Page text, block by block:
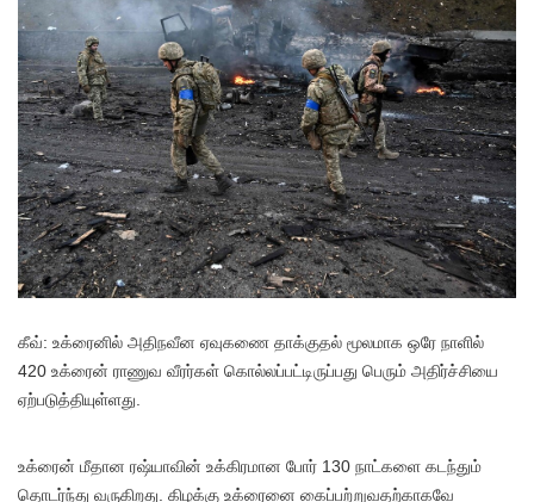
கீவ்: உக்ரைனில் அதிநவீன ஏவுகணை தாக்குதல் மூலமாக ஒரே நாளில்
420 உக்ரைன் ராணுவ வீரர்கள் கொல்லப்பட்டிருப்பது பெரும் அதிர்ச்சியை
ஏற்படுத்தியுள்ளது.
உக்ரைன் மீதான ரஷ்யாவின் உக்கிரமான போர் 130 நாட்களை கடந்தும்
தொடர்ந்து வருகிறது. கிழக்கு உக்ரைனை கைப்பற்றுவதற்காகவே